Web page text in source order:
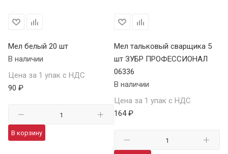
Мел белый 20 шт
В наличии
Цена за 1 упак с НДС
90 ₽
В корзину
Мел тальковый сварщика 5
шт ЗУБР ПРОФЕССИОНАЛ
06336
В наличии
Цена за 1 упак с НДС
164 ₽